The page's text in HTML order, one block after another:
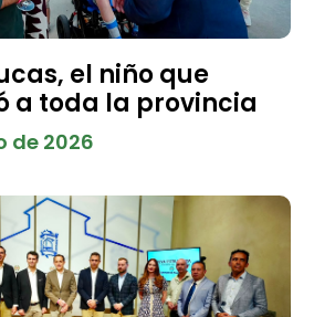
el niño que
a toda la provincia
de 2026